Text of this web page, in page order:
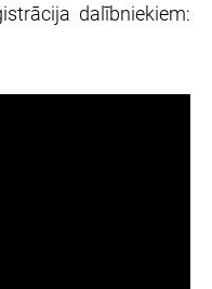
dalībniekiem: